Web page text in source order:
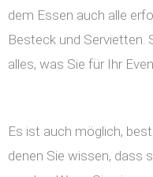
dem Essen auch alle
Besteck und Servietten.
alles, was Sie für Ihr
Es ist auch möglich,
denen Sie wissen, dass